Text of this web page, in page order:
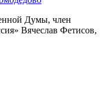
Думы, член
Вячеслав Фетисов,